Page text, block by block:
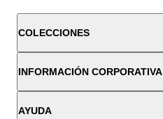
COLECCIONES
INFORMACIÓN CORPORATIVA
AYUDA